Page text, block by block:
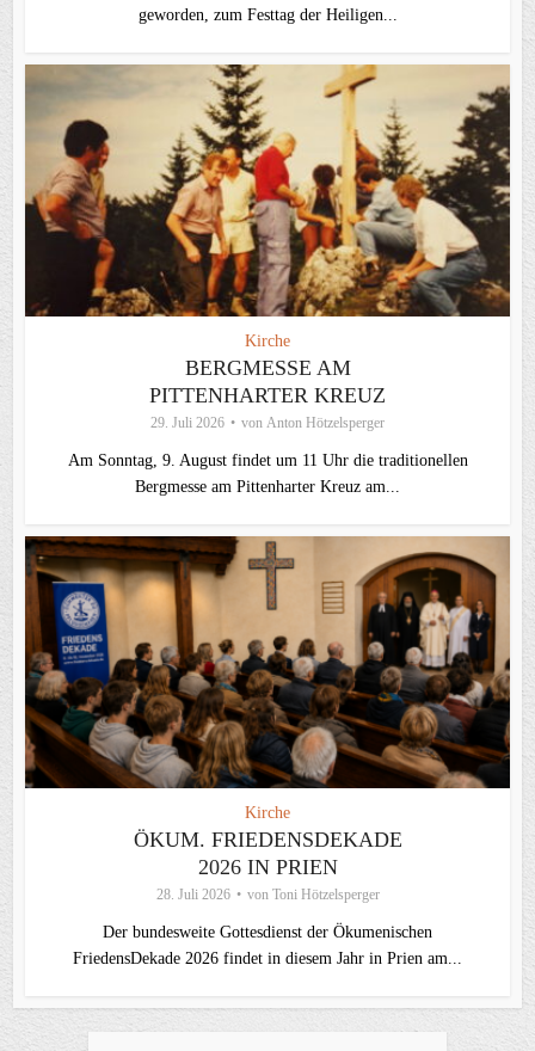
geworden, zum Festtag der Heiligen...
Kirche
BERGMESSE AM
PITTENHARTER KREUZ
29. Juli 2026 von Anton Hötzelsperger
Am Sonntag, 9. August findet um 11 Uhr die traditionellen
Bergmesse am Pittenharter Kreuz am...
Kirche
ÖKUM. FRIEDENSDEKADE
2026 IN PRIEN
28. Juli 2026 von Toni Hötzelsperger
Der bundesweite Gottesdienst der Ökumenischen
FriedensDekade 2026 findet in diesem Jahr in Prien am...